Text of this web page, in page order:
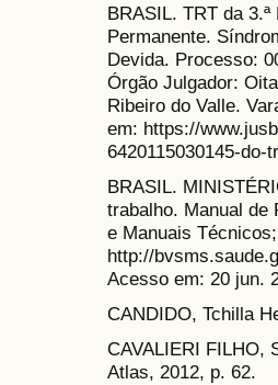
BRASIL. TRT da
Permanente.
Devida. Processo:
Órgão Julgador:
Ribeiro do Valle.
em: https://
6420115030145-
BRASIL.
trabalho. Manual de
e Manuais
http://
Acesso em: 20 jun.
CANDIDO, Tchilla
CAVALIERI FILHO,
Atlas, 2012, p. 62.